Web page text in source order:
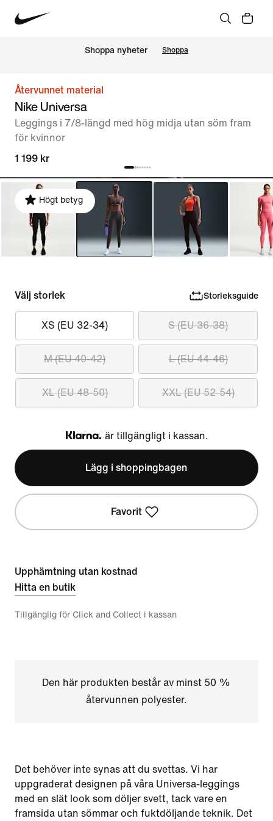
Shoppa nyheter Shoppa
Återvunnet material
Nike Universa
Leggings i 7/8-längd med hög midja utan söm fram
för kvinnor
1 199 kr
Högt betyg
Välj storlek Storleksguide
XS (EU 32-34) S (EU 36-38)
M (EU 40-42) L (EU 44-46)
XL (EU 48-50) XXL (EU 52-54)
Klarna
är tillgängligt i kassan.
Lägg i shoppingbagen
Favorit
Upphämtning utan kostnad
Hitta en butik
Tillgänglig för Click and Collect i kassan
Den här produkten består av minst 50 %
återvunnen polyester.
Det behöver inte synas att du svettas. Vi har
uppgraderat designen på våra Universa-leggings
med en slät look som döljer svett, tack vare en
framsida utan sömmar och fuktdöljande teknik. Det